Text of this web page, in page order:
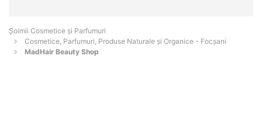
Șoimii Cosmetice și Parfumuri
Cosmetice, Parfumuri, Produse Naturale și Organice - Focşani
MadHair Beauty Shop